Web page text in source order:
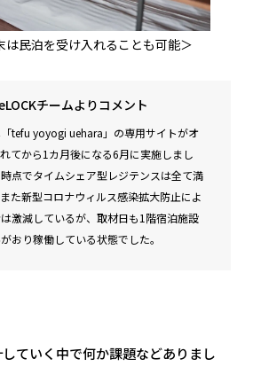
は民泊を受け入れることも可能＞
チームよりコメント
tefu yoyogi uehara」の専用サイトがオ
てから1カ月後になる6月に実施しまし
点でタイムシェア型レジテンスは全て満
た新型コロナウィルス感染拡大防止によ
激減しているが、取材日も1階宿泊施設
おり稼働している状態でした。
ていく中で何か課題などありまし